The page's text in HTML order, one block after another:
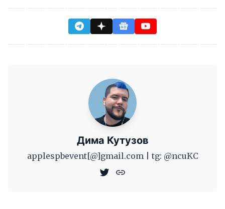
Дима Кутузов
applespbevent[@]gmail.com | tg: @ncuKC